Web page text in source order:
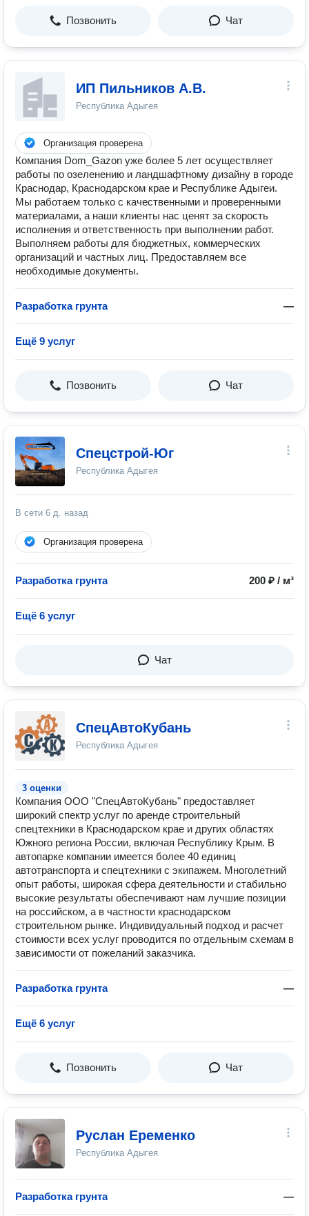
Позвонить Чат
ИП Пильников А.В.
Республика Адыгея
Организация проверена
Компания Dom_Gazon уже более 5 лет осуществляет
работы по озеленению и ландшафтному дизайну в городе
Краснодар, Краснодарском крае и Республике Адыгеи.
Мы работаем только с качественными и проверенными
материалами, а наши клиенты нас ценят за скорость
исполнения и ответственность при выполнении работ.
Выполняем работы для бюджетных, коммерческих
организаций и частных лиц. Предоставляем все
необходимые документы.
Разработка грунта —
Ещё 9 услуг
Позвонить Чат
Спецстрой-Юг
Республика Адыгея
В сети 6 д. назад
Организация проверена
Разработка грунта 200 ₽ / м³
Ещё 6 услуг
Чат
СпецАвтоКубань
Республика Адыгея
3 оценки
Компания ООО "СпецАвтоКубань" предоставляет
широкий спектр услуг по аренде строительный
спецтехники в Краснодарском крае и других областях
Южного региона России, включая Республику Крым. В
автопарке компании имеется более 40 единиц
автотранспорта и спецтехники с экипажем. Многолетний
опыт работы, широкая сфера деятельности и стабильно
высокие результаты обеспечивают нам лучшие позиции
на российском, а в частности краснодарском
строительном рынке. Индивидуальный подход и расчет
стоимости всех услуг проводится по отдельным схемам в
зависимости от пожеланий заказчика.
Разработка грунта —
Ещё 6 услуг
Позвонить Чат
Руслан Еременко
Республика Адыгея
Разработка грунта —